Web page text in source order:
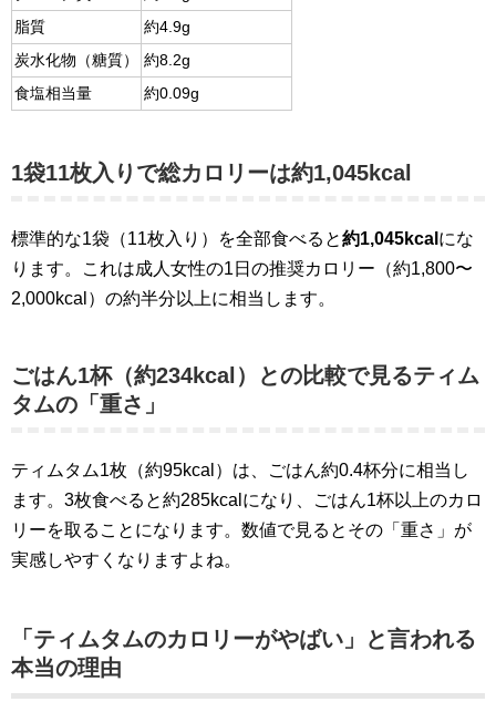
脂質
約4.9g
炭水化物（糖質）
約8.2g
食塩相当量
約0.09g
1袋11枚入りで総カロリーは約1,045kcal
標準的な1袋（11枚入り）を全部食べると約1,045kcal にな
ります。これは成人女性の1日の推奨カロリー（約1,800〜
2,000kcal）の約半分以上に相当します。
ごはん1杯（約234kcal）との比較で見るティム
タムの「重さ」
ティムタム1枚（約95kcal）は、ごはん約0.4杯分に相当し
ます。3枚食べると約285kcalになり、ごはん1杯以上のカロ
リーを取ることになります。数値で見るとその「重さ」が
実感しやすくなりますよね。
「ティムタムのカロリーがやばい」と言われる
本当の理由